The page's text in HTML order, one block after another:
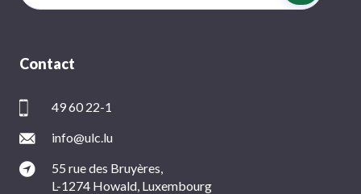
Contact
49 60 22-1
info@ulc.lu
55 rue des Bruyères,
L-1274 Howald, Luxembourg